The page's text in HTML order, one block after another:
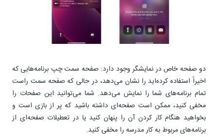
دو صفحه خاص در نمایشگر وجود دارد: صفحه سمت چپ برنامه‌هایی که
اخیراً استفاده کرده‌اید را نشان می‌دهد، در حالی که صفحه سمت راست
تمام برنامه‌های شما را نمایش می‌دهد. شما می‌توانید این صفحات را
مخفی کنید، ممکن است صفحه‌ای داشته باشید که پر از بازی است و
بخواهید هنگام کار کردن آن را پنهان کنید یا در تعطیلات صفحه‌ای از
برنامه‌های مربوط به کار مدرسه را مخفی کنید.